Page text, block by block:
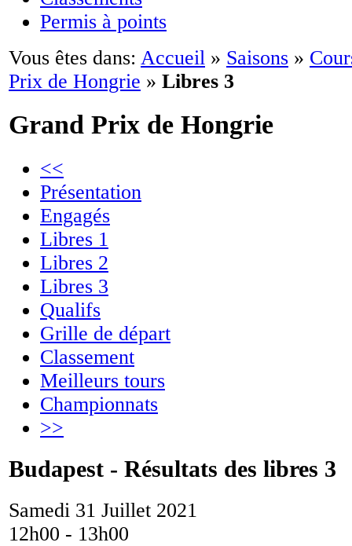
Permis à points
Vous êtes dans: Accueil » Saisons »
Prix de Hongrie » Libres 3
Grand Prix de Hongrie
<<
Présentation
Engagés
Libres 1
Libres 2
Libres 3
Qualifs
Grille de départ
Classement
Meilleurs tours
Championnats
>>
Budapest - Résultats des libres 3
Samedi 31 Juillet 2021
12h00 - 13h00